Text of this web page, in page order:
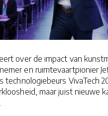
over de impact van
en ruimtevaartpionier
technologiebeurs VivaTech
maar juist nieuwe